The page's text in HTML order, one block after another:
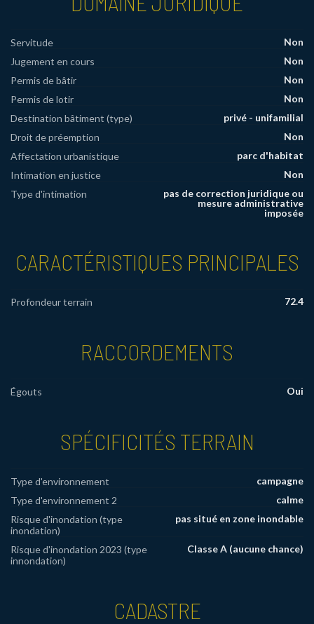
Servitude
Non
Jugement en cours
Non
Permis de bâtir
Non
Permis de lotir
Non
Destination bâtiment (type)
privé - unifamilial
Droit de préemption
Non
Affectation urbanistique
parc d'habitat
Intimation en justice
Non
Type d'intimation
pas de correction juridique ou
mesure administrative
imposée
CARACTÉRISTIQUES PRINCIPALES
Profondeur terrain 72.4
RACCORDEMENTS
Égouts Oui
SPÉCIFICITÉS TERRAIN
Type d'environnement
campagne
Type d'environnement 2
calme
Risque d'inondation (type
inondation)
pas situé en zone inondable
Risque d'inondation 2023 (type
innondation)
Classe A (aucune chance)
CADASTRE